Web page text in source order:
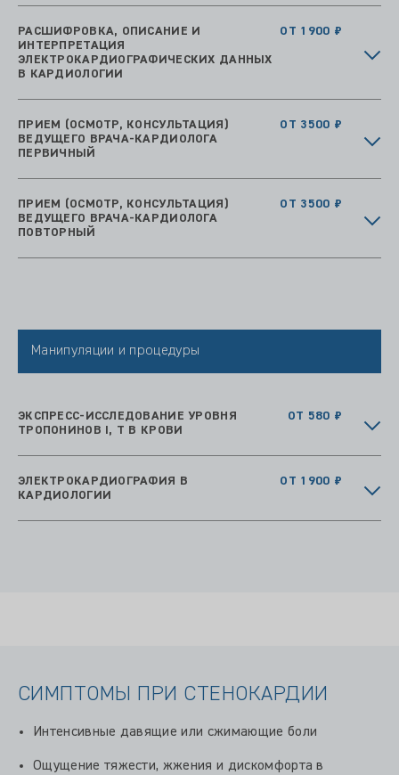
РАСШИФРОВКА, ОПИСАНИЕ И
ИНТЕРПРЕТАЦИЯ
ЭЛЕКТРОКАРДИОГРАФИЧЕСКИХ ДАННЫХ
В КАРДИОЛОГИИ
ОТ 1900 ₽
ПРИЕМ (ОСМОТР, КОНСУЛЬТАЦИЯ)
ВЕДУЩЕГО ВРАЧА-КАРДИОЛОГА
ПЕРВИЧНЫЙ
ОТ 3500 ₽
ПРИЕМ (ОСМОТР, КОНСУЛЬТАЦИЯ)
ВЕДУЩЕГО ВРАЧА-КАРДИОЛОГА
ПОВТОРНЫЙ
ОТ 3500 ₽
Манипуляции и процедуры
ЭКСПРЕСС-ИССЛЕДОВАНИЕ УРОВНЯ
ТРОПОНИНОВ I, T В КРОВИ
ОТ 580 ₽
ЭЛЕКТРОКАРДИОГРАФИЯ В
КАРДИОЛОГИИ
ОТ 1900 ₽
СИМПТОМЫ ПРИ СТЕНОКАРДИИ
Интенсивные давящие или сжимающие боли
Ощущение тяжести, жжения и дискомфорта в